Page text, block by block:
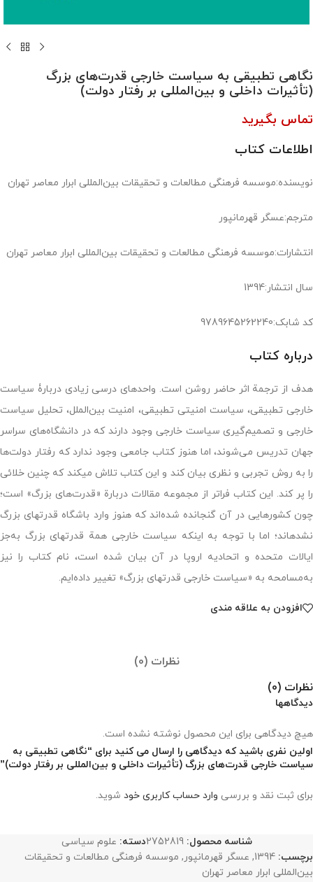
نگاهی تطبیقی به سیاست خارجی قدرت‌های بزرگ
(تأثیرات داخلی و بین‌المللی بر رفتار دولت)
تماس بگیرید
اطلاعات کتاب
نویسنده:موسسه فرهنگی مطالعات و تحقیقات بین‌المللی ابرار معاصر تهران
مترجم:عسگر قهرمانپور
انتشارات:موسسه فرهنگی مطالعات و تحقیقات بین‌المللی ابرار معاصر تهران
سال انتشار:1394
کد شابک:9789645262240
درباره کتاب
هدف از ترجمة اثر حاضر روشن است. واحدهای درسی زیادی دربارۀ سیاست
خارجی تطبیقی، سیاست امنیتی تطبیقی، امنیت بین‌الملل، تحلیل سیاست
خارجی و تصمیم‌گیری سیاست خارجی وجود دارند که در دانشگاه‌های سراسر
جهان تدریس می‌شوند، اما هنوز کتاب جامعی وجود ندارد که رفتار دولت‌ها
را به روش تجربی و نظری بیان کند و این کتاب تلاش می‏کند که چنین خلائی
را پر کند. این کتاب فراتر از مجموعه‌ مقالات دربارة «قدرت‌های بزرگ» است؛
چون کشورهایی در آن گنجانده شده‌اند که هنوز وارد باشگاه قدرت‏های بزرگ
نشده‏اند؛ اما با توجه به اینکه سیاست خارجی همة قدرت‏های بزرگ به‌جز
ایالات متحده و اتحادیه اروپا در آن بیان شده است، نام کتاب را نیز
به‌مسامحه به «سیاست خارجی قدرت‏های بزرگ» تغییر داده‌ایم.
افزودن به علاقه مندی
نظرات (0)
نظرات (0)
دیدگاهها
هیچ دیدگاهی برای این محصول نوشته نشده است.
اولین نفری باشید که دیدگاهی را ارسال می کنید برای “نگاهی تطبیقی به
سیاست خارجی قدرت‌های بزرگ (تأثیرات داخلی و بین‌المللی بر رفتار دولت)”
برای ثبت نقد و بررسی وارد حساب کاربری خود شوید.
شناسه محصول:2752819دسته: علوم سیاسی
برچسب: 1394
, عسگر قهرمانپور, موسسه فرهنگی مطالعات و تحقیقات
بین‌المللی ابرار معاصر تهران